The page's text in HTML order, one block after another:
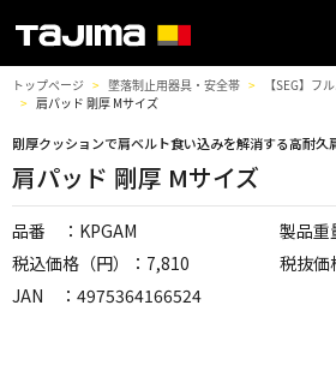
トップページ 墜落制止用器具・安全帯 【SEG】フ
肩パッド 剛厚 Mサイズ
剛厚クッションで肩ベルト食い込みを解消する高耐久
肩パッド 剛厚 Mサイズ
品番 ：KPGAM
製品重
税込価格（円）：7,810
税抜価
JAN ：4975364166524